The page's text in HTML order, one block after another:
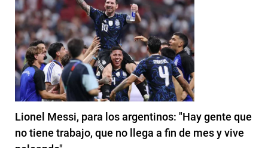
Lionel Messi, para los argentinos: "Hay gente que
no tiene trabajo, que no llega a fin de mes y vive